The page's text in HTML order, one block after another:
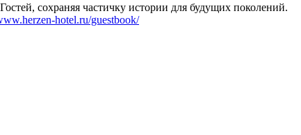
сохраняя частичку истории для будущих поколений.
hotel.ru/guestbook/